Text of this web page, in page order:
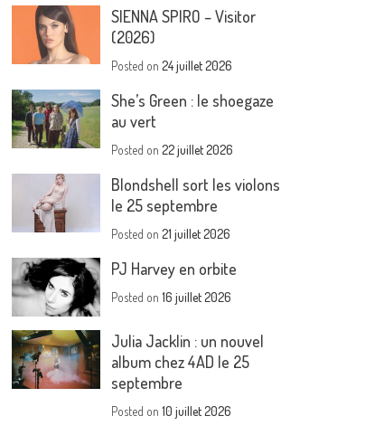
SIENNA SPIRO – Visitor
(2026)
Posted on24 juillet 2026
She’s Green : le shoegaze
au vert
Posted on22 juillet 2026
Blondshell sort les violons
le 25 septembre
Posted on21 juillet 2026
PJ Harvey en orbite
Posted on16 juillet 2026
Julia Jacklin : un nouvel
album chez 4AD le 25
septembre
Posted on10 juillet 2026